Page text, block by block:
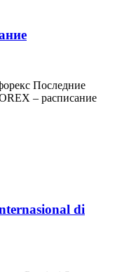
Последние
– расписание
di